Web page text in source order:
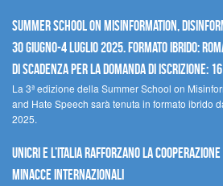
Summer School on Misinformation,
30 giugno-4 luglio 2025. Formato ibrido:
di scadenza per la domanda di iscrizione:
La 3ª edizione della Summer School on
and Hate Speech sarà tenuta in formato ibrido
2025.
UNICRI e l’Italia rafforzano la
minacce internazionali